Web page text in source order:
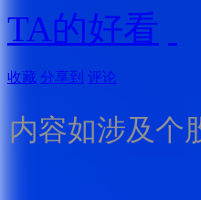
TA的好看
收藏 分享到 评论
内容如涉及个